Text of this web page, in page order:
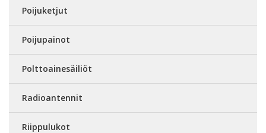
Poijuketjut
Poijupainot
Polttoainesäiliöt
Radioantennit
Riippulukot